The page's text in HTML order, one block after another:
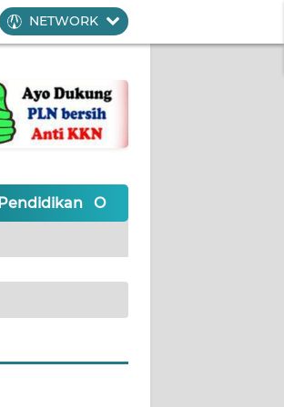
NETWORK
Pendidikan Olahraga